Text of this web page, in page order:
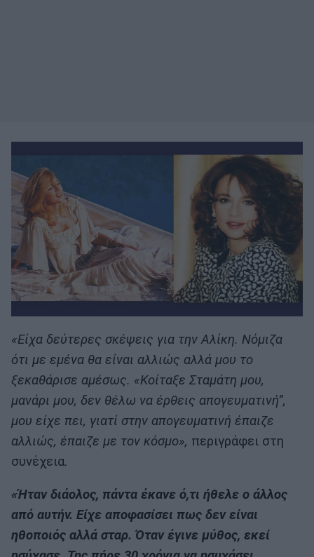
«Είχα δεύτερες σκέψεις για την Αλίκη. Νόμιζα
ότι με εμένα θα είναι αλλιώς αλλά μου το
ξεκαθάρισε αμέσως. «Κοίταξε Σταμάτη μου,
μανάρι μου, δεν θέλω να έρθεις απογευματινή”,
μου είχε πει, γιατί στην απογευματινή έπαιζε
αλλιώς, έπαιζε με τον κόσμο», περιγράφει στη
συνέχεια.
«Ήταν διάολος, πάντα έκανε ό,τι ήθελε ο άλλος
από αυτήν. Είχε αποφασίσει πως δεν είναι
ηθοποιός αλλά σταρ. Όταν έγινε μύθος, εκεί